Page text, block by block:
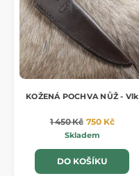
KOŽENÁ POCHVA NŮŽ - Vlk
1 450 Kč 750 Kč
Skladem
DO KOŠÍKU